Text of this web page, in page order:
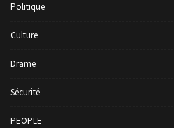
Politique
Culture
Drame
Sécurité
PEOPLE